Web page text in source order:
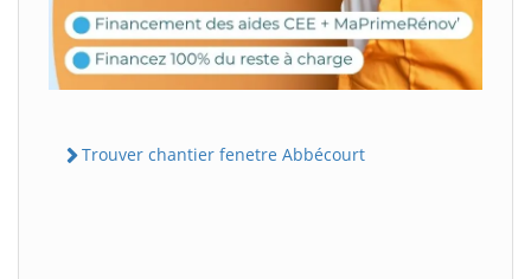
Trouver chantier fenetre Abbécourt